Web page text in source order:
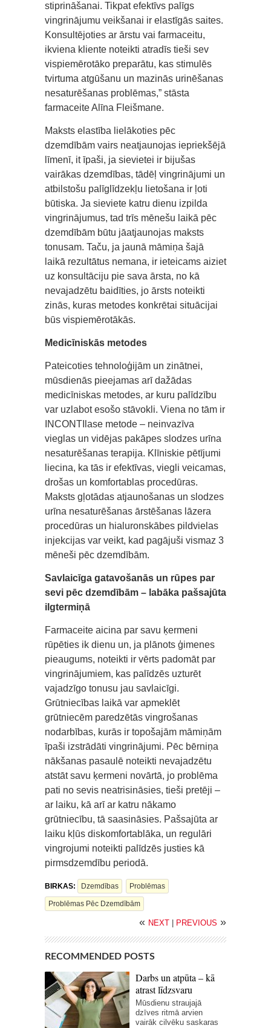
stiprināšanai. Tikpat efektīvs palīgs
vingrinājumu veikšanai ir elastīgās saites.
Konsultējoties ar ārstu vai farmaceitu,
ikviena kliente noteikti atradīs tieši sev
vispiemērotāko preparātu, kas stimulēs
tvirtuma atgūšanu un mazinās urinēšanas
nesaturēšanas problēmas,” stāsta
farmaceite Alīna Fleišmane.
Maksts elastība lielākoties pēc
dzemdībām vairs neatjaunojas iepriekšējā
līmenī, it īpaši, ja sievietei ir bijušas
vairākas dzemdības, tādēļ vingrinājumi un
atbilstošu palīglīdzekļu lietošana ir ļoti
būtiska. Ja sieviete katru dienu izpilda
vingrinājumus, tad trīs mēnešu laikā pēc
dzemdībām būtu jāatjaunojas maksts
tonusam. Taču, ja jaunā māmiņa šajā
laikā rezultātus nemana, ir ieteicams aiziet
uz konsultāciju pie sava ārsta, no kā
nevajadzētu baidīties, jo ārsts noteikti
zinās, kuras metodes konkrētai situācijai
būs vispiemērotākās.
Medicīniskās metodes
Pateicoties tehnoloģijām un zinātnei,
mūsdienās pieejamas arī dažādas
medicīniskas metodes, ar kuru palīdzību
var uzlabot esošo stāvokli. Viena no tām ir
INCONTIlase metode – neinvazīva
vieglas un vidējas pakāpes slodzes urīna
nesaturēšanas terapija. Klīniskie pētījumi
liecina, ka tās ir efektīvas, viegli veicamas,
drošas un komfortablas procedūras.
Maksts gļotādas atjaunošanas un slodzes
urīna nesaturēšanas ārstēšanas lāzera
procedūras un hialuronskābes pildvielas
injekcijas var veikt, kad pagājuši vismaz 3
mēneši pēc dzemdībām.
Savlaicīga gatavošanās un rūpes par
sevi pēc dzemdībām – labāka pašsajūta
ilgtermiņā
Farmaceite aicina par savu ķermeni
rūpēties ik dienu un, ja plānots ģimenes
pieaugums, noteikti ir vērts padomāt par
vingrinājumiem, kas palīdzēs uzturēt
vajadzīgo tonusu jau savlaicīgi.
Grūtniecības laikā var apmeklēt
grūtniecēm paredzētās vingrošanas
nodarbības, kurās ir topošajām māmiņām
īpaši izstrādāti vingrinājumi. Pēc bērniņa
nākšanas pasaulē noteikti nevajadzētu
atstāt savu ķermeni novārtā, jo problēma
pati no sevis neatrisināsies, tieši pretēji –
ar laiku, kā arī ar katru nākamo
grūtniecību, tā saasināsies. Pašsajūta ar
laiku kļūs diskomfortablāka, un regulāri
vingrojumi noteikti palīdzēs justies kā
pirmsdzemdību periodā.
BIRKAS: Dzemdības Problēmas
Problēmas Pēc Dzemdībām
« NEXT PREVIOUS »
RECOMMENDED POSTS
Darbs un atpūta – kā
atrast līdzsvaru
Mūsdienu straujajā
dzīves ritmā arvien
vairāk cilvēku saskaras